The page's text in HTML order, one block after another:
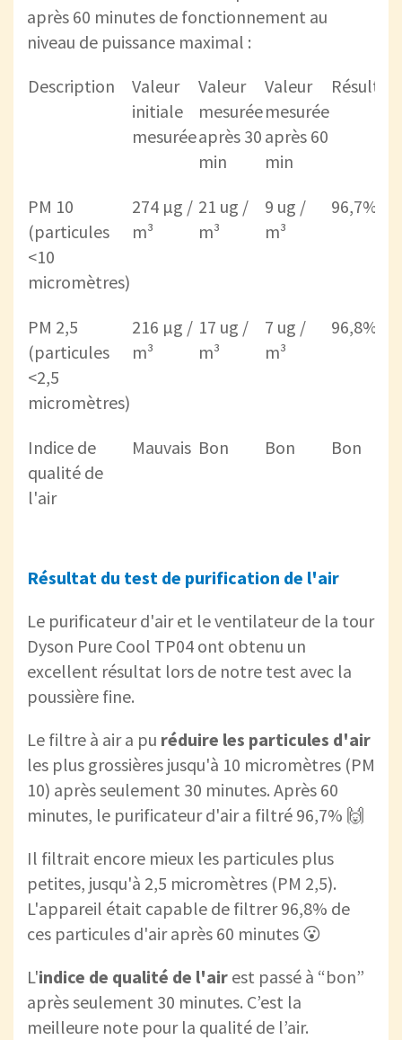
après 60 minutes de fonctionnement au
niveau de puissance maximal :
Description
Valeur
initiale
mesurée
Valeur
mesurée
après 30
min
Valeur
mesurée
après 60
min
Résultat
PM 10
(particules
<10
micromètres)
274 µg /
m³
21 ug /
m³
9 ug /
m³
96,7%
PM 2,5
(particules
<2,5
micromètres)
216 µg /
m³
17 ug /
m³
7 ug /
m³
96,8%
Indice de
qualité de
l'air
Mauvais Bon Bon Bon
Résultat du test de purification de l'air
Le purificateur d'air et le ventilateur de la tour
Dyson Pure Cool TP04 ont obtenu un
excellent résultat lors de notre test avec la
poussière fine.
Le filtre à air a pu réduire les particules d'air
les plus grossières jusqu'à 10 micromètres (PM
10) après seulement 30 minutes. Après 60
minutes, le purificateur d'air a filtré 96,7% 🙌
Il filtrait encore mieux les particules plus
petites, jusqu'à 2,5 micromètres (PM 2,5).
L'appareil était capable de filtrer 96,8% de
ces particules d'air après 60 minutes 😮
L'indice de qualité de l'air est passé à “bon”
après seulement 30 minutes. C’est la
meilleure note pour la qualité de l’air.